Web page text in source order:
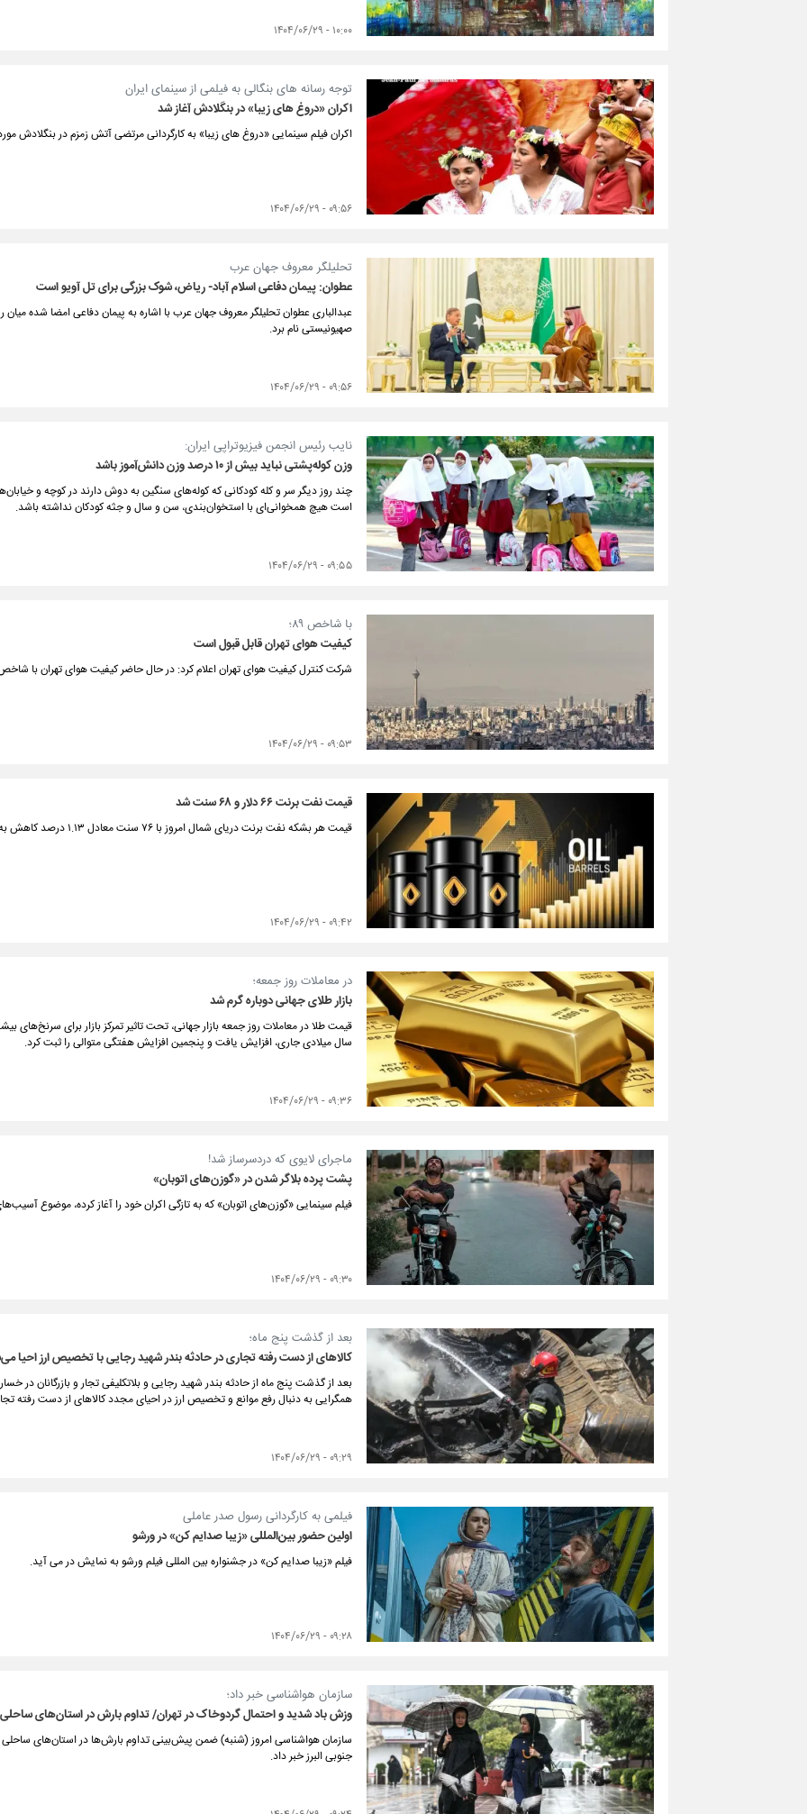
۱۰:۰۰ - ۱۴۰۴/۰۶/۲۹
توجه رسانه های بنگالی به فیلمی از سینمای ایران
اکران «دروغ های زیبا» در بنگلادش آغاز شد
اکران فیلم سینمایی «دروغ های زیبا» به کارگردانی مرتضی آتش زمزم در بنگلادش
۰۹:۵۶ - ۱۴۰۴/۰۶/۲۹
تحلیلگر معروف جهان عرب
عطوان: پیمان دفاعی اسلام آباد- ریاض، شوک بزرگی برای تل آویو است
عبدالباری عطوان تحلیلگر معروف جهان عرب با اشاره به پیمان دفاعی امضا شده
صهیونیستی نام برد.
۰۹:۵۶ - ۱۴۰۴/۰۶/۲۹
نایب رئیس انجمن فیزیوتراپی ایران:
وزن کوله‌پشتی نباید بیش از ۱۰ درصد وزن دانش‌آموز باشد
چند روز دیگر سر و کله کودکانی که کوله‌های سنگین به دوش دارند در کوچه و
است هیچ همخوانی‌ای با استخوان‌بندی، سن و سال و جثه کودکان نداشته باشد.
۰۹:۵۵ - ۱۴۰۴/۰۶/۲۹
با شاخص ۸۹؛
کیفیت هوای تهران قابل قبول است
شرکت کنترل کیفیت هوای تهران اعلام کرد: در حال حاضر کیفیت هوای تهران با شاخص ۸۹ در وضعیت زرد و قابل قبول قرار
۰۹:۵۳ - ۱۴۰۴/۰۶/۲۹
قیمت نفت برنت ۶۶ دلار و ۶۸ سنت شد
قیمت هر بشکه نفت برنت دریای شمال امروز با ۷۶ سنت معادل ۱.۱۳ درصد کاهش به ۶۶ دلار و ۶۸ سنت رسید.
۰۹:۴۲ - ۱۴۰۴/۰۶/۲۹
در معاملات روز جمعه؛
بازار طلای جهانی دوباره گرم شد
قیمت طلا در معاملات روز جمعه بازار جهانی، تحت تاثیر تمرکز بازار برای سرنخ‌های
سال میلادی جاری، افزایش یافت و پنجمین افزایش هفتگی متوالی را ثبت کرد.
۰۹:۳۶ - ۱۴۰۴/۰۶/۲۹
ماجرای لایوی که دردسرساز شد!
پشت پرده بلاگر شدن در «گوزن‌های اتوبان»
فیلم سینمایی «گوزن‌های اتوبان» که به تازگی اکران خود را آغاز کرده، موضوع
۰۹:۳۰ - ۱۴۰۴/۰۶/۲۹
بعد از گذشت پنج ماه؛
کالاهای از دست رفته تجاری در حادثه بندر شهید رجایی با تخصیص ارز احیا
بعد از گذشت پنج ماه از حادثه بندر شهید رجایی و بلاتکلیفی تجار و بازرگانان در
همگرایی به دنبال رفع موانع و تخصیص ارز در احیای مجدد کالاهای از دست رفته
۰۹:۲۹ - ۱۴۰۴/۰۶/۲۹
فیلمی به کارگردانی رسول صدر عاملی
اولین حضور بین‌المللی «زیبا صدایم کن» در ورشو
فیلم «زیبا صدایم کن» در جشنواره بین المللی فیلم ورشو به نمایش در می آید.
۰۹:۲۸ - ۱۴۰۴/۰۶/۲۹
سازمان هواشناسی خبر داد؛
وزش باد شدید و احتمال گردوخاک در تهران/ تداوم بارش‌ در استان‌های
سازمان هواشناسی امروز (شنبه) ضمن پیش‌بینی تداوم بارش‌ها در استان‌های
جنوبی البرز خبر داد.